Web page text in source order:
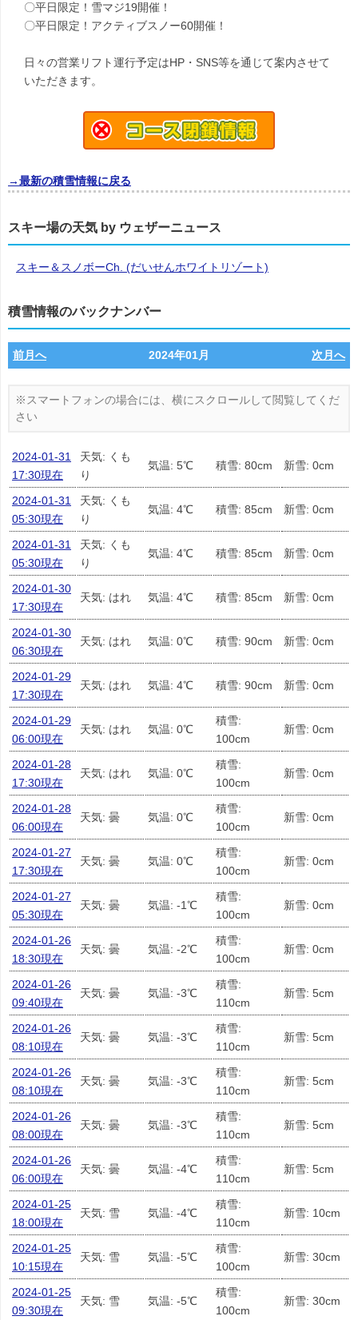
〇平日限定！雪マジ19開催！
〇平日限定！アクティブスノー60開催！
日々の営業リフト運行予定はHP・SNS等を通じて案内させて
いただきます。
→最新の積雪情報に戻る
スキー場の天気 by ウェザーニュース
スキー＆スノボーCh. (だいせんホワイトリゾート)
積雪情報のバックナンバー
前月へ 2024年01月 次月へ
2024-01-31
17:30現在
天気: くも
り
気温: 5℃ 積雪: 80cm 新雪: 0cm
2024-01-31
05:30現在
天気: くも
り
気温: 4℃ 積雪: 85cm 新雪: 0cm
2024-01-31
05:30現在
天気: くも
り
気温: 4℃ 積雪: 85cm 新雪: 0cm
2024-01-30
17:30現在
天気: はれ 気温: 4℃ 積雪: 85cm 新雪: 0cm
2024-01-30
06:30現在
天気: はれ 気温: 0℃ 積雪: 90cm 新雪: 0cm
2024-01-29
17:30現在
天気: はれ 気温: 4℃ 積雪: 90cm 新雪: 0cm
2024-01-29
06:00現在
天気: はれ 気温: 0℃
積雪:
100cm
新雪: 0cm
2024-01-28
17:30現在
天気: はれ 気温: 0℃
積雪:
100cm
新雪: 0cm
2024-01-28
06:00現在
天気: 曇 気温: 0℃
積雪:
100cm
新雪: 0cm
2024-01-27
17:30現在
天気: 曇 気温: 0℃
積雪:
100cm
新雪: 0cm
2024-01-27
05:30現在
天気: 曇 気温: -1℃
積雪:
100cm
新雪: 0cm
2024-01-26
18:30現在
天気: 曇 気温: -2℃
積雪:
100cm
新雪: 0cm
2024-01-26
09:40現在
天気: 曇 気温: -3℃
積雪:
110cm
新雪: 5cm
2024-01-26
08:10現在
天気: 曇 気温: -3℃
積雪:
110cm
新雪: 5cm
2024-01-26
08:10現在
天気: 曇 気温: -3℃
積雪:
110cm
新雪: 5cm
2024-01-26
08:00現在
天気: 曇 気温: -3℃
積雪:
110cm
新雪: 5cm
2024-01-26
06:00現在
天気: 曇 気温: -4℃
積雪:
110cm
新雪: 5cm
2024-01-25
18:00現在
天気: 雪 気温: -4℃
積雪:
110cm
新雪: 10cm
2024-01-25
10:15現在
天気: 雪 気温: -5℃
積雪:
100cm
新雪: 30cm
2024-01-25
09:30現在
天気: 雪 気温: -5℃
積雪:
100cm
新雪: 30cm